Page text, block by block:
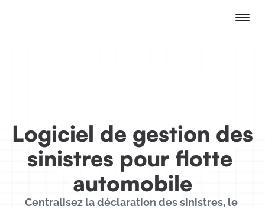
Logiciel de gestion des
sinistres pour flotte
automobile
Centralisez la déclaration des sinistres, le